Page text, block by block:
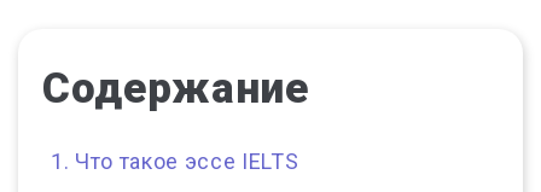
Содержание
Что такое эссе IELTS